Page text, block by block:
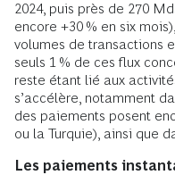
2024, puis près de 270
encore +30 % en six
volumes de transactions
seuls 1 % de ces flux
reste étant lié aux
s’accélère, notamment
des paiements posent
ou la Turquie), ainsi que
Les paiements